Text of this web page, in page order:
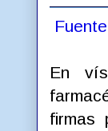
En
firmas